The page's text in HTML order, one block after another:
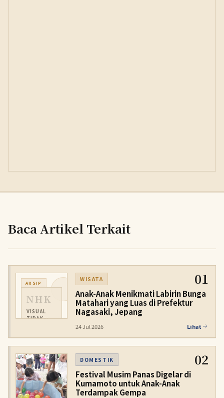
Baca Artikel Terkait
ARSIP
NHK
VISUAL
TIDAK
WISATA 01
Anak-Anak Menikmati Labirin Bunga
Matahari yang Luas di Prefektur
Nagasaki, Jepang
24 Jul 2026 Lihat
DOMESTIK 02
Festival Musim Panas Digelar di
Kumamoto untuk Anak-Anak
Terdampak Gempa